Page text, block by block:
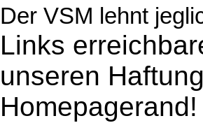
Der VSM lehnt
Links
unseren
Homepagerand!